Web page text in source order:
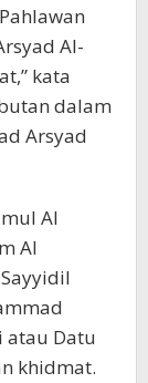
Al-
kata
dalam
Arsyad
Al
Al
atau Datu
khidmat.